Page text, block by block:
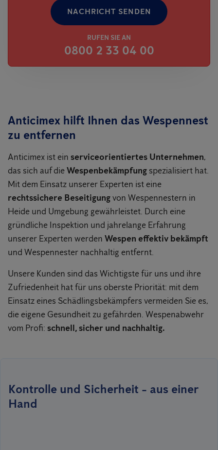
NACHRICHT SENDEN
RUFEN SIE AN
0800 2 33 04 00
Anticimex hilft Ihnen das Wespennest
zu entfernen
Anticimex ist ein serviceorientiertes Unternehmen,
das sich auf dieWespenbekämpfung spezialisiert hat.
Mit dem Einsatz unserer Experten ist eine
rechtssichere Beseitigungvon Wespennestern in
Heide und Umgebung gewährleistet. Durch eine
gründliche Inspektion und jahrelange Erfahrung
unserer Experten werden Wespen effektiv bekämpft
und Wespennester nachhaltig entfernt.
Unsere Kunden sind das Wichtigste für uns und ihre
Zufriedenheit hat für uns oberste Priorität: mit dem
Einsatz eines Schädlingsbekämpfers vermeiden Sie es,
die eigene Gesundheit zu gefährden. Wespenabwehr
vom Profi: schnell, sicher und nachhaltig.
Kontrolle und Sicherheit - aus einer
Hand